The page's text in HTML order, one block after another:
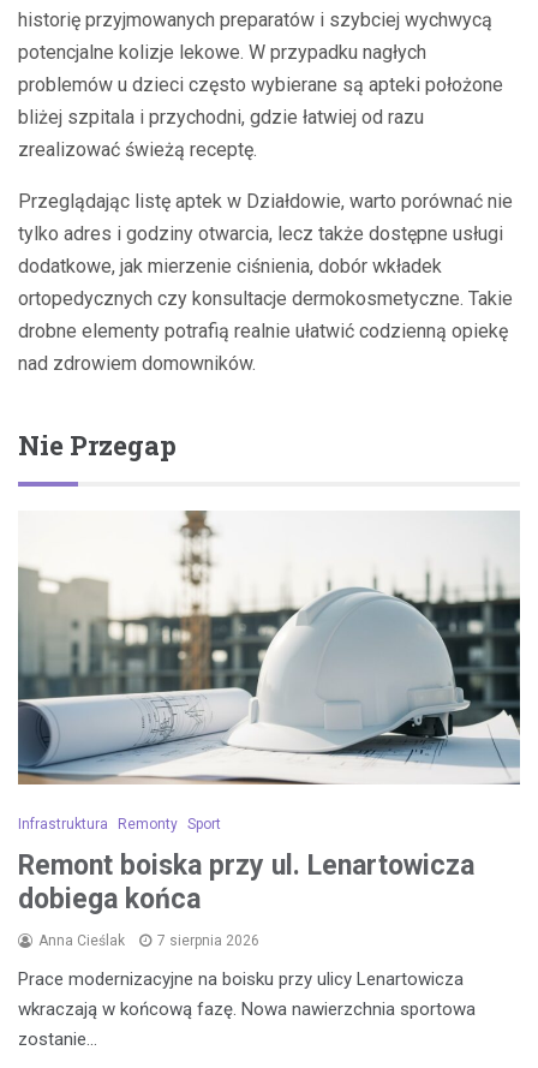
historię przyjmowanych preparatów i szybciej wychwycą
potencjalne kolizje lekowe. W przypadku nagłych
problemów u dzieci często wybierane są apteki położone
bliżej szpitala i przychodni, gdzie łatwiej od razu
zrealizować świeżą receptę.
Przeglądając listę aptek w Działdowie, warto porównać nie
tylko adres i godziny otwarcia, lecz także dostępne usługi
dodatkowe, jak mierzenie ciśnienia, dobór wkładek
ortopedycznych czy konsultacje dermokosmetyczne. Takie
drobne elementy potrafią realnie ułatwić codzienną opiekę
nad zdrowiem domowników.
Nie Przegap
Infrastruktura Remonty Sport
Remont boiska przy ul. Lenartowicza
dobiega końca
Anna Cieślak 7 sierpnia 2026
Prace modernizacyjne na boisku przy ulicy Lenartowicza
wkraczają w końcową fazę. Nowa nawierzchnia sportowa
zostanie…